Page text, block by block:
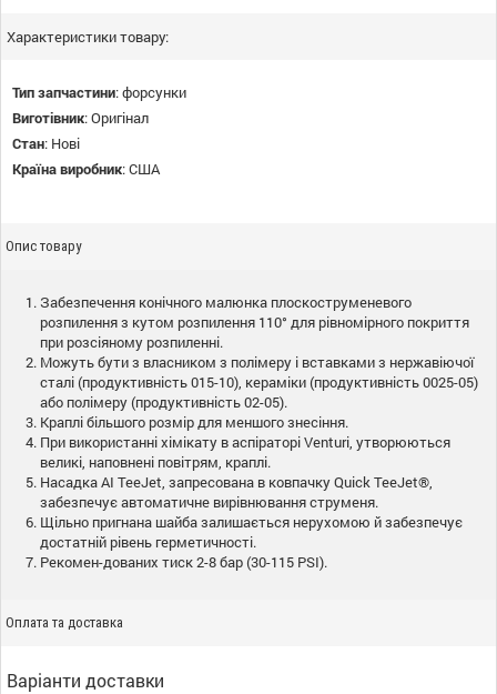
Характеристики товару:
Тип запчастини:форсунки
Виготівник:Оригінал
Стан: Нові
Країна виробник:США
Опис товару
Забезпечення конічного малюнка плоскоструменевого
розпилення з кутом розпилення 110° для рівномірного покриття
при розсіяному розпиленні.
Можуть бути з власником з полімеру і вставками з нержавіючої
сталі (продуктивність 015-10), кераміки (продуктивність 0025-05)
або полімеру (продуктивність 02-05).
Краплі більшого розмір для меншого знесіння.
При використанні хімікату в аспіраторі Venturi, утворюються
великі, наповнені повітрям, краплі.
Насадка AI TeeJet, запресована в ковпачку Quick TeeJet®,
забезпечує автоматичне вирівнювання струменя.
Щільно пригнана шайба залишається нерухомою й забезпечує
достатній рівень герметичності.
Рекомен-дованих тиск 2-8 бар (30-115 PSI).
Оплата та доставка
Варіанти доставки